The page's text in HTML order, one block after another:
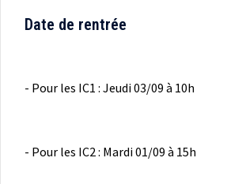
Date de rentrée
- Pour les IC1 : Jeudi 03/09 à 10h
- Pour les IC2 : Mardi 01/09 à 15h